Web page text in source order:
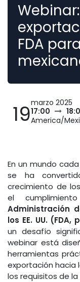
FDA
19marzo 2025
17:00
America/
En un mundo
se ha
crecimiento de
el
Administración
los EE. UU. (FDA,
un desafío
webinar está
herramientas
exportación hacia
los requisitos de la